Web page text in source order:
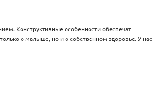
Конструктивные особенности обеспечат
о малыше, но и о собственном здоровье. У нас